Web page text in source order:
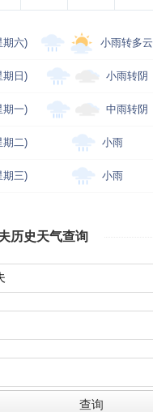
期六) 小雨转多云
期日) 小雨转阴
期一) 中雨转阴
期二) 小雨
期三) 小雨
历史天气查询